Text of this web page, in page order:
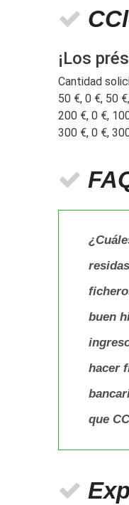
¡Los
Cantidad
50 €, 0 €, 50
200 €, 0 €,
300 €, 0 €,
buen
hacer
que